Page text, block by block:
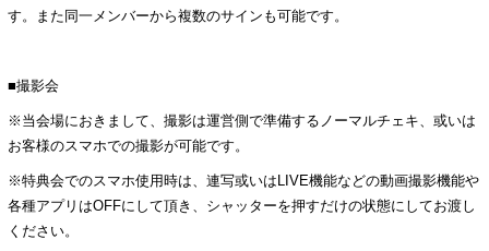
す。また同一メンバーから複数のサインも可能です。
■撮影会
※当会場におきまして、撮影は運営側で準備するノーマルチェキ、或いは
お客様のスマホでの撮影が可能です。
※特典会でのスマホ使用時は、連写或いはLIVE機能などの動画撮影機能や
各種アプリはOFFにして頂き、シャッターを押すだけの状態にしてお渡し
ください。